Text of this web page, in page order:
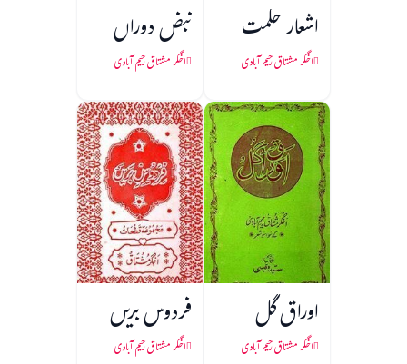
اشعار حکمت
اخگر مشتاق رحیم آبادی
نبض دوراں
اخگر مشتاق رحیم آبادی
اوراق گل
اخگر مشتاق رحیم آبادی
فردوس بریں
اخگر مشتاق رحیم آبادی